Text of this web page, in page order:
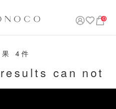
0
4件
can not